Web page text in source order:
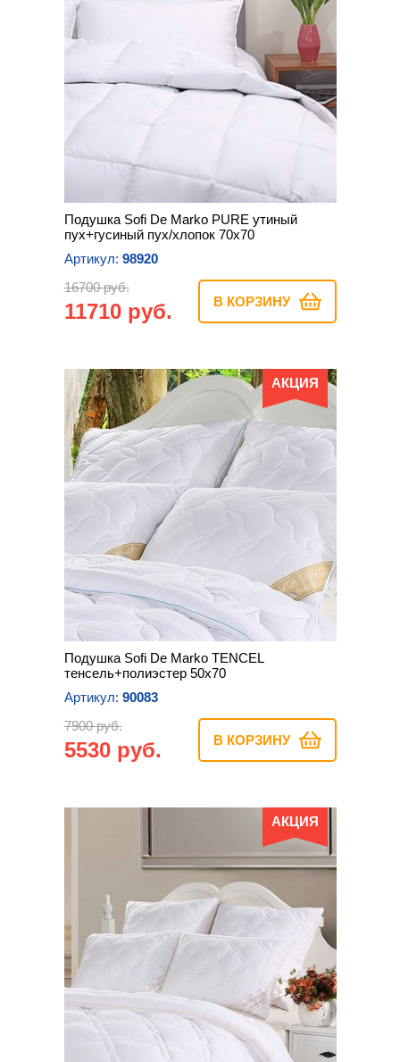
Подушка Sofi De Marko PURE утиный
пух+гусиный пух/хлопок 70х70
Артикул: 98920
16700 руб.
11710 руб. В КОРЗИНУ
АКЦИЯ
Подушка Sofi De Marko TENCEL
тенсель+полиэстер 50х70
Артикул: 90083
7900 руб.
5530 руб. В КОРЗИНУ
АКЦИЯ